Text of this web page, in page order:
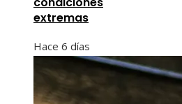
extremas
Hace 6 días